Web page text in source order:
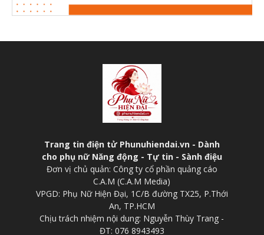
Trang tin điện tử Phunuhiendai.vn - Dành
cho phụ nữ Năng động - Tự tin - Sành điệu
Đơn vị chủ quản: Công ty cổ phần quảng cáo
C.A.M (C.A.M Media)
VPGD: Phụ Nữ Hiện Đại, 1C/B đường TX25, P.Thới
An, TP.HCM
Chịu trách nhiệm nội dung: Nguyễn Thùy Trang -
ĐT: 076 8943493